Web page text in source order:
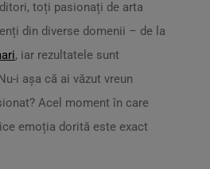
toți pasionați de arta
din diverse domenii – de la
, iar rezultatele sunt
i așa că ai văzut vreun
Acel moment în care
emoția dorită este exact